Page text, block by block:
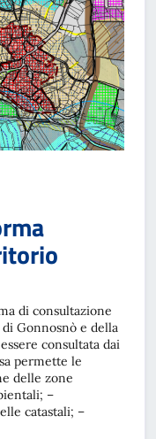
di consultazione
Gonnosnò e della
consultata dai
permette le
delle zone
–
catastali; –